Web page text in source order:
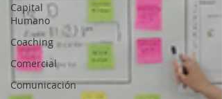
Capital
Humano
Coaching
Comercial
Comunicación